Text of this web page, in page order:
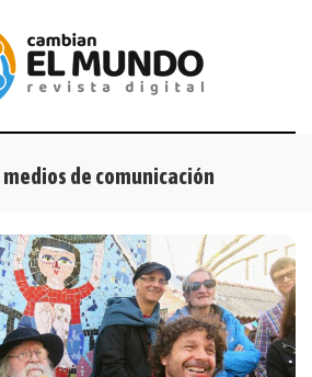
medios de comunicación